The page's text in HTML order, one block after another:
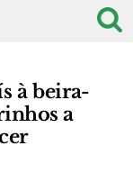
à beira-
a